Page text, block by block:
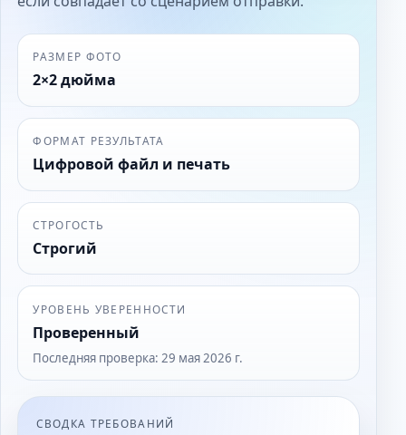
РАЗМЕР ФОТО
2×2 дюйма
ФОРМАТ РЕЗУЛЬТАТА
Цифровой файл и печать
СТРОГОСТЬ
Строгий
УРОВЕНЬ УВЕРЕННОСТИ
Проверенный
Последняя проверка:29 мая 2026 г.
СВОДКА ТРЕБОВАНИЙ